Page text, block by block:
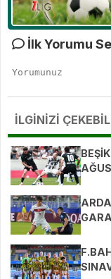
İlk Yorumu
İLGİNİZİ